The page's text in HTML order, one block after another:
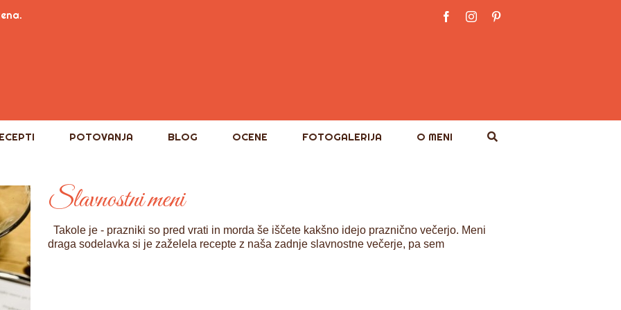
FacebookInstagram
POTOVANJA BLOG OCENE FOTOGALERIJA O MENI
Slavnostni meni
Takole je - prazniki so pred vrati in morda še iščete kakšno idejo praznično večerjo. Meni
draga sodelavka si je zaželela recepte z naša zadnje slavnostne večerje, pa sem